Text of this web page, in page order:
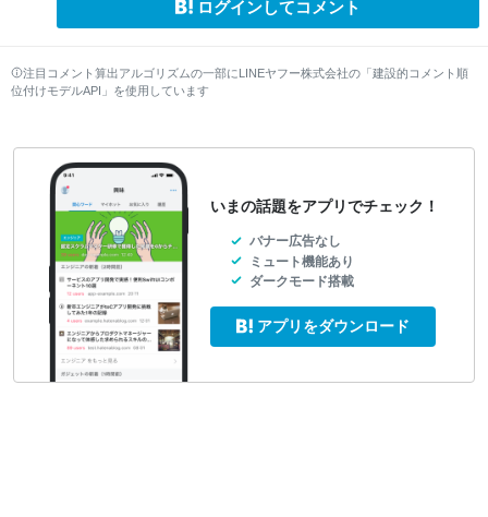
ログインしてコメント
注目コメント算出アルゴリズムの一部にLINEヤフー株式会社の「建設的コメント順
位付けモデルAPI」を使用しています
いまの話題をアプリでチェック！
バナー広告なし
ミュート機能あり
ダークモード搭載
アプリをダウンロード